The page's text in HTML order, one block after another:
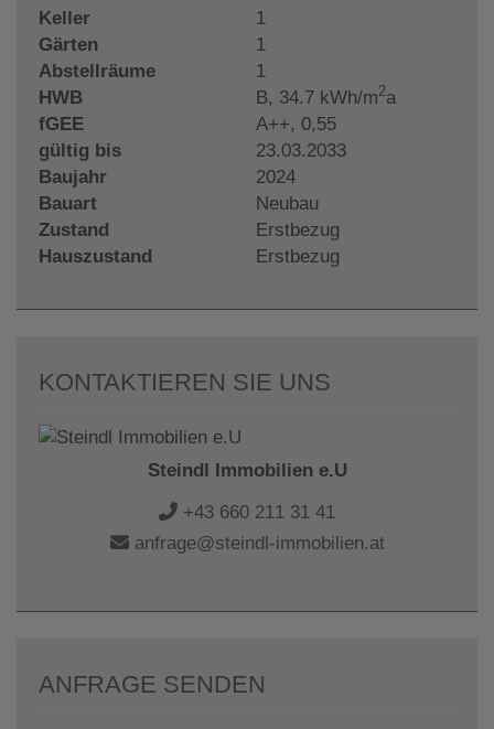
Keller
1
Gärten
1
Abstellräume
1
HWB
B, 34.7 kWh/m2a
fGEE
A++, 0,55
gültig bis
23.03.2033
Baujahr
2024
Bauart
Neubau
Zustand
Erstbezug
Hauszustand
Erstbezug
KONTAKTIEREN SIE UNS
Steindl Immobilien e.U
+43 660 211 31 41
anfrage@steindl-immobilien.at
ANFRAGE SENDEN